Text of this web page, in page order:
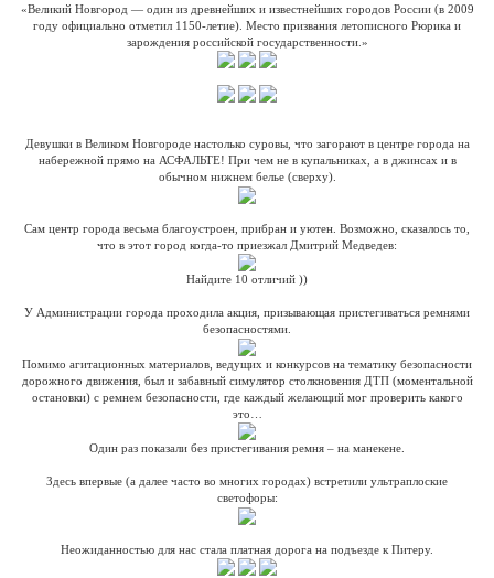
«Великий Новгород — один из древнейших и известнейших городов России (в 2009
году официально отметил 1150-летие). Место призвания летописного Рюрика и
зарождения российской государственности.»
Девушки в Великом Новгороде настолько суровы, что загорают в центре города на
набережной прямо на АСФАЛЬТЕ! При чем не в купальниках, а в джинсах и в
обычном нижнем белье (сверху).
Сам центр города весьма благоустроен, прибран и уютен. Возможно, сказалось то,
что в этот город когда-то приезжал Дмитрий Медведев:
Найдите 10 отличий ))
У Администрации города проходила акция, призывающая пристегиваться ремнями
безопасностями.
Помимо агитационных материалов, ведущих и конкурсов на тематику безопасности
дорожного движения, был и забавный симулятор столкновения ДТП (моментальной
остановки) с ремнем безопасности, где каждый желающий мог проверить какого
это…
Один раз показали без пристегивания ремня – на манекене.
Здесь впервые (а далее часто во многих городах) встретили ультраплоские
светофоры:
Неожиданностью для нас стала платная дорога на подъезде к Питеру.